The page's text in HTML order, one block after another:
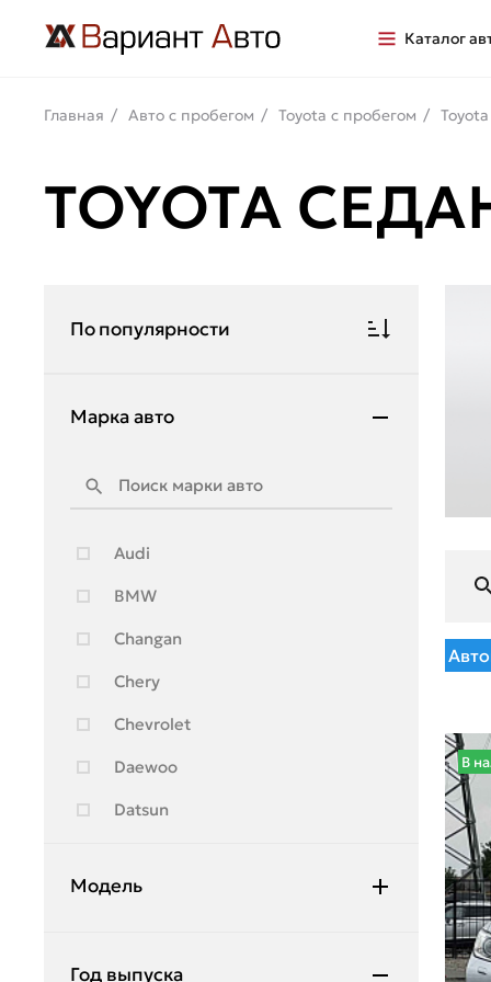
Каталог
Главная Авто с пробегом Toyota с пробегом
TOYOTA
По популярности
Марка авто
Audi
BMW
Changan
Chery
Chevrolet
Daewoo
Datsun
Ford
Модель
Год выпуска
В